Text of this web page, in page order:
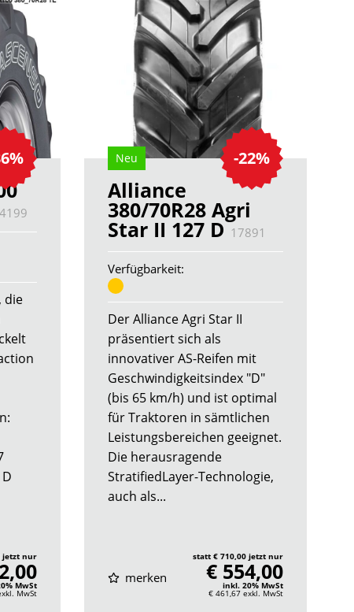
die
jetzt nur
MwSt
MwSt
-22%
Neu
Alliance
380/70R28 Agri
Star II 127 D17891
Verfügbarkeit:
Der Alliance Agri Star II
präsentiert sich als
innovativer AS-Reifen mit
Geschwindigkeitsindex "D"
(bis 65 km/h) und ist optimal
für Traktoren in sämtlichen
Leistungsbereichen geeignet.
Die herausragende
StratifiedLayer-Technologie,
auch als...
merken
statt € 710,00 jetzt nur
€ 554,00
inkl. 20% MwSt
€ 461,67 exkl. MwSt